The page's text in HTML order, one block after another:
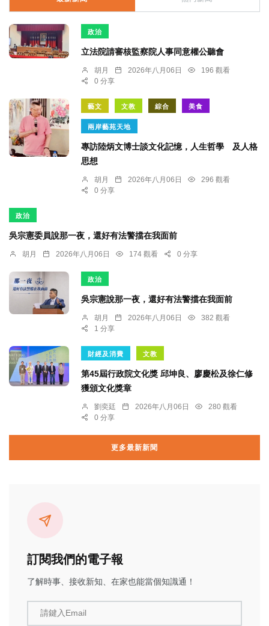
政治
立法院請審核監察院人事同意權公聽會
胡月 2026年八月06日
196 觀看
0 分享
藝文 文教 綜合 美食
兩岸藝苑天地
專訪陸炳文博士談文化記憶，人生哲學 及人格
思想
胡月 2026年八月06日
296 觀看
0 分享
政治
吳宗憲委員說那一夜，還好有法警擋在我面前
胡月 2026年八月06日 174 觀看 0 分享
政治
吳宗憲說那一夜，還好有法警擋在我面前
胡月 2026年八月06日
382 觀看
1 分享
財經及消費 文教
第45屆行政院文化獎 邱坤良、廖慶松及徐仁修
獲頒文化獎章
劉奕廷 2026年八月06日
280 觀看
0 分享
更多最新新聞
訂閱我們的電子報
了解時事、接收新知、在家也能當個知識通！
請鍵入Email